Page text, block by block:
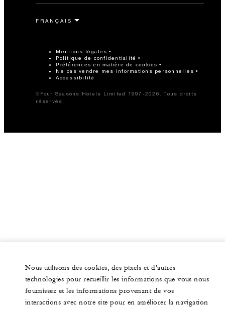
Mentions légales
Politique de confidentialité
Préférences en matière de cookies
Ne pas vendre mes informations personnelles
Accessibilité
©Four Seasons Hotels Limited 1997-2026. Tous droits
réservés.
Nous utilisons des cookies, des pixels et d’autres
technologies pour recueillir les informations que vous nous
fournissez et les informations provenant de vos
interactions avec notre site pour en améliorer la navigation